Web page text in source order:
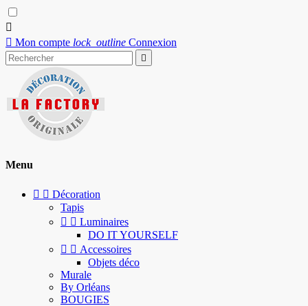

 Mon compte lock_outline Connexion

Menu
  Décoration
Tapis
  Luminaires
DO IT YOURSELF
  Accessoires
Objets déco
Murale
By Orléans
BOUGIES